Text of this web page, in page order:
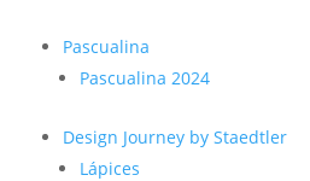
Pascualina
Pascualina 2024
Design Journey by Staedtler
Lápices